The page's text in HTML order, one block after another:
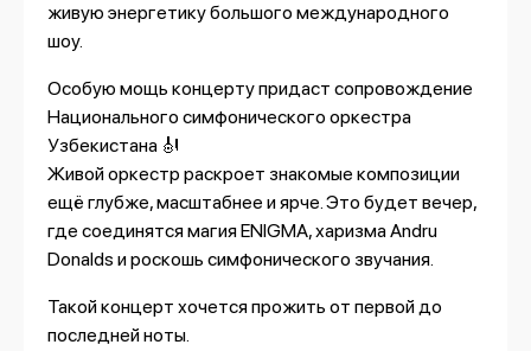
живую энергетику большого международного
шоу.
Особую мощь концерту придаст сопровождение
Национального симфонического оркестра
Узбекистана 🎻
Живой оркестр раскроет знакомые композиции
ещё глубже, масштабнее и ярче. Это будет вечер,
где соединятся магия ENIGMA, харизма Andru
Donalds и роскошь симфонического звучания.
Такой концерт хочется прожить от первой до
последней ноты.